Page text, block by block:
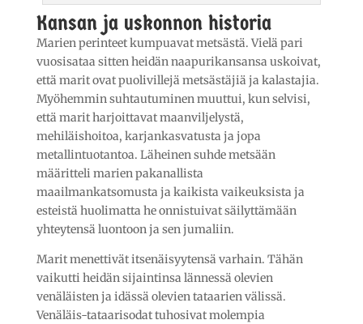
Kansan ja uskonnon historia
Marien perinteet kumpuavat metsästä. Vielä pari
vuosisataa sitten heidän naapurikansansa uskoivat,
että marit ovat puolivillejä metsästäjiä ja kalastajia.
Myöhemmin suhtautuminen muuttui, kun selvisi,
että marit harjoittavat maanviljelystä,
mehiläishoitoa, karjankasvatusta ja jopa
metallintuotantoa. Läheinen suhde metsään
määritteli marien pakanallista
maailmankatsomusta ja kaikista vaikeuksista ja
esteistä huolimatta he onnistuivat säilyttämään
yhteytensä luontoon ja sen jumaliin.
Marit menettivät itsenäisyytensä varhain. Tähän
vaikutti heidän sijaintinsa lännessä olevien
venäläisten ja idässä olevien tataarien välissä.
Venäläis-tataarisodat tuhosivat molempia